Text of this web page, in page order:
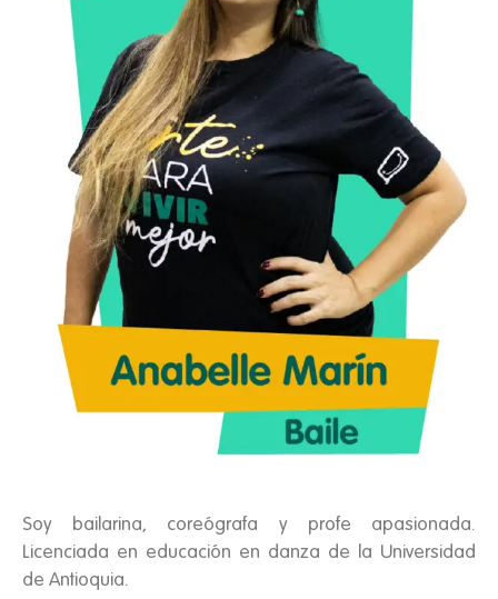
Soy bailarina, coreógrafa y profe apasionada.
Licenciada en educación en danza de la Universidad
de Antioquia.